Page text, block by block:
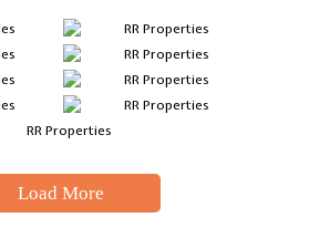
Load More